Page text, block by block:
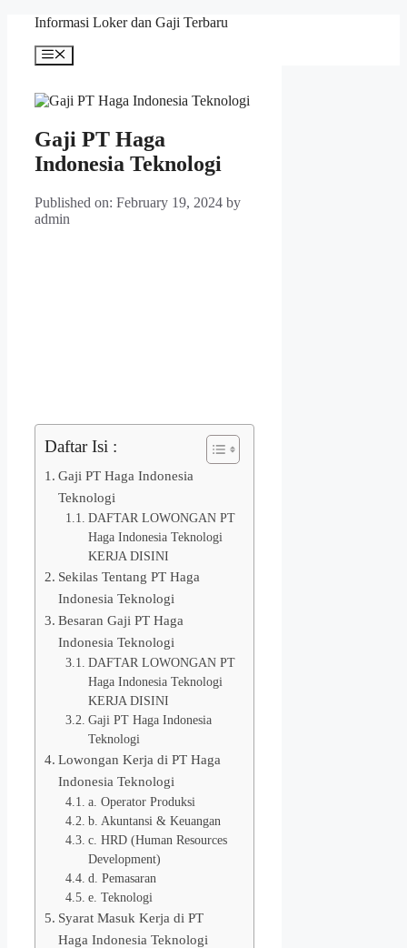
content
Informasi Loker dan Gaji Terbaru
Menu
Gaji PT Haga
Indonesia Teknologi
Published on: February 19, 2024 by
admin
Daftar Isi :
Gaji PT Haga Indonesia
Teknologi
DAFTAR LOWONGAN PT
Haga Indonesia Teknologi
KERJA DISINI
Sekilas Tentang PT Haga
Indonesia Teknologi
Besaran Gaji PT Haga
Indonesia Teknologi
DAFTAR LOWONGAN PT
Haga Indonesia Teknologi
KERJA DISINI
Gaji PT Haga Indonesia
Teknologi
Lowongan Kerja di PT Haga
Indonesia Teknologi
a. Operator Produksi
b. Akuntansi & Keuangan
c. HRD (Human Resources
Development)
d. Pemasaran
e. Teknologi
Syarat Masuk Kerja di PT
Haga Indonesia Teknologi